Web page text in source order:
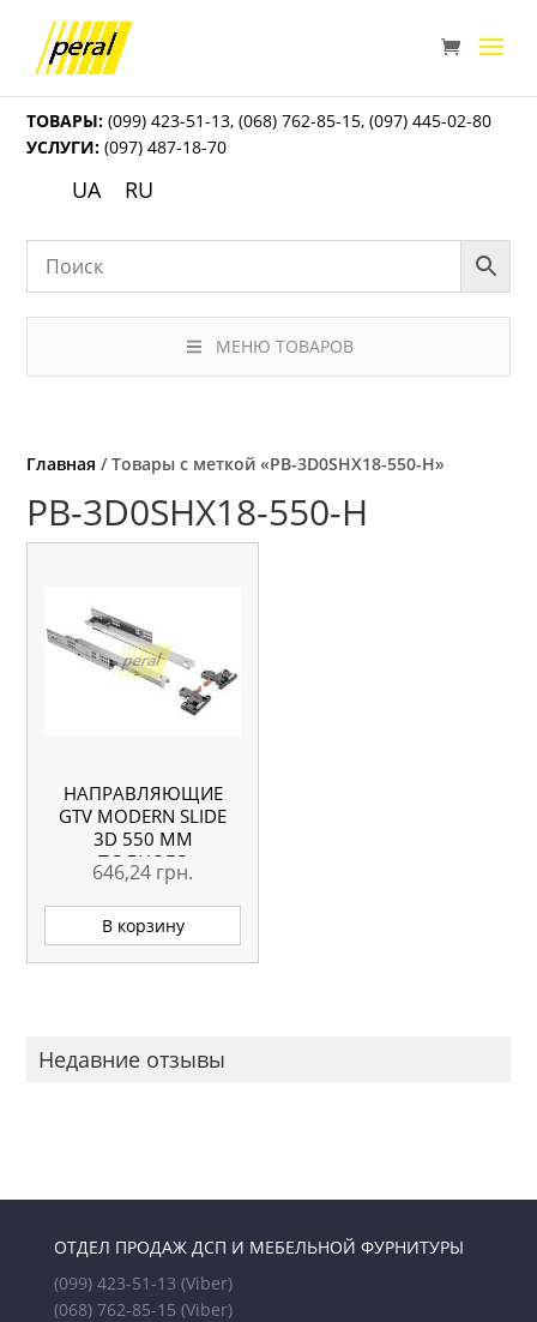
ТОВАРЫ: (099) 423-51-13,(068) 762-85-15,(097) 445-02-80
УСЛУГИ: (097) 487-18-70
UA RU
МЕНЮ ТОВАРОВ
Главная / Товары с меткой «PB-3D0SHX18-550-H»
PB-3D0SHX18-550-H
НАПРАВЛЯЮЩИЕ
GTV MODERN SLIDE
3D 550 ММ
ПОЛНОГО
ВЫДВИЖЕНИЯ С
ДОВОДЧИКОМ
646,24 грн.
В корзину
Недавние отзывы
ОТДЕЛ ПРОДАЖ ДСП И МЕБЕЛЬНОЙ ФУРНИТУРЫ
(099) 423-51-13 (Viber)
(068) 762-85-15 (Viber)